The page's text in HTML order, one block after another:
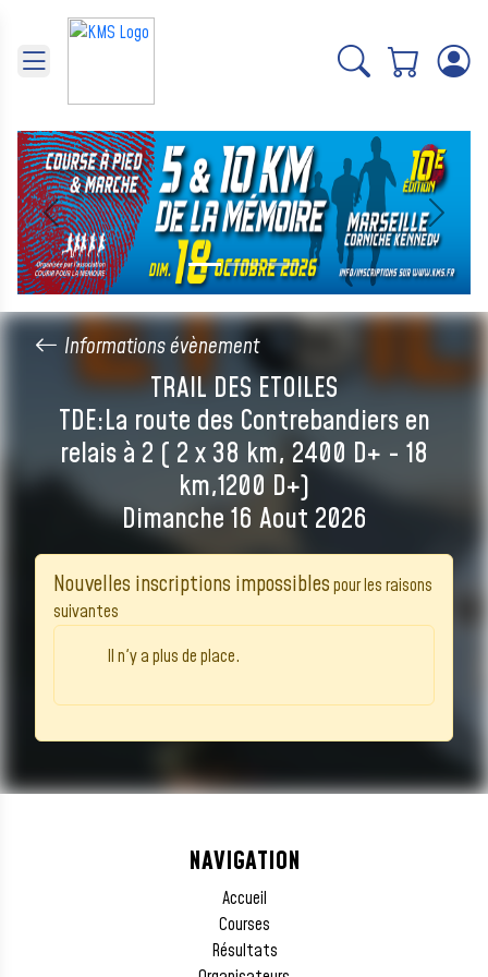
Précédent Suivant
Informations évènement
TRAIL DES ETOILES
TDE:La route des Contrebandiers en
relais à 2 ( 2 x 38 km, 2400 D+ - 18
km,1200 D+)
Dimanche 16 Aout 2026
Nouvelles inscriptions impossiblespour les raisons
suivantes
Il n'y a plus de place.
NAVIGATION
Accueil
Courses
Résultats
Panneau de gestion des cookies